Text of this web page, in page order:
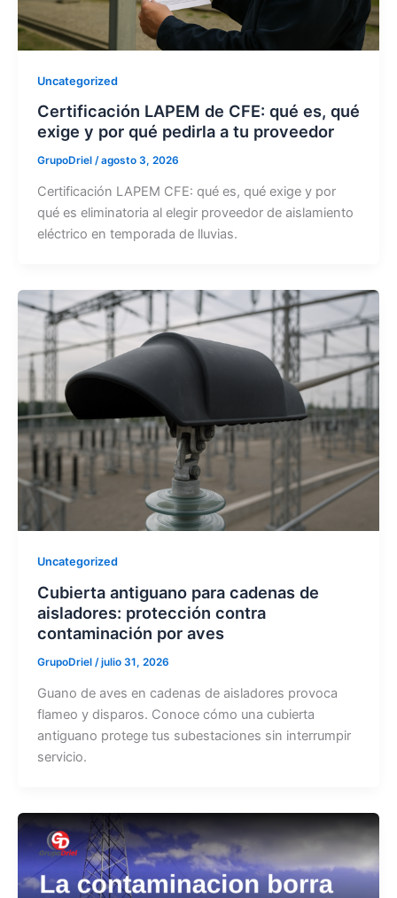
Uncategorized
Certificación LAPEM de CFE: qué es, qué
exige y por qué pedirla a tu proveedor
GrupoDriel /agosto 3, 2026
Certificación LAPEM CFE: qué es, qué exige y por
qué es eliminatoria al elegir proveedor de aislamiento
eléctrico en temporada de lluvias.
Uncategorized
Cubierta antiguano para cadenas de
aisladores: protección contra
contaminación por aves
GrupoDriel /julio 31, 2026
Guano de aves en cadenas de aisladores provoca
flameo y disparos. Conoce cómo una cubierta
antiguano protege tus subestaciones sin interrumpir
servicio.